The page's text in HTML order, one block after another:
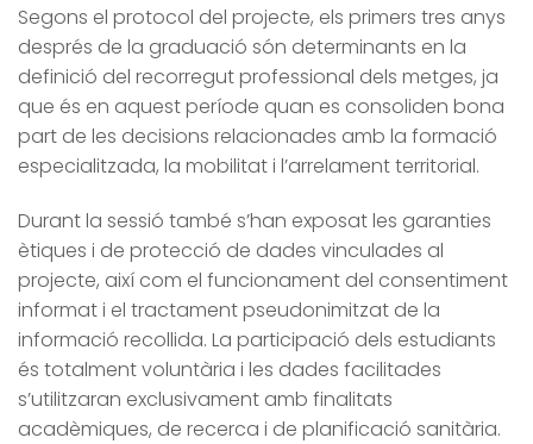
Segons el protocol del projecte, els primers tres anys
després de la graduació són determinants en la
definició del recorregut professional dels metges, ja
que és en aquest període quan es consoliden bona
part de les decisions relacionades amb la formació
especialitzada, la mobilitat i l’arrelament territorial.
Durant la sessió també s’han exposat les garanties
ètiques i de protecció de dades vinculades al
projecte, així com el funcionament del consentiment
informat i el tractament pseudonimitzat de la
informació recollida. La participació dels estudiants
és totalment voluntària i les dades facilitades
s’utilitzaran exclusivament amb finalitats
acadèmiques, de recerca i de planificació sanitària.